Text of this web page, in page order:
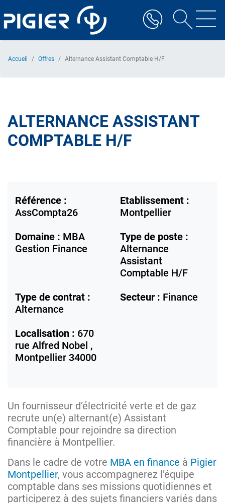
au
contenu
Accueil Offres Alternance Assistant Comptable H/F
ALTERNANCE ASSISTANT
COMPTABLE H/F
Référence :
AssCompta26
Etablissement :
Montpellier
Domaine : MBA
Gestion Finance
Type de poste :
Alternance
Assistant
Comptable H/F
Type de contrat :
Alternance
Secteur : Finance
Localisation : 670
rue Alfred Nobel ,
Montpellier 34000
Un fournisseur d’électricité verte et de gaz
recrute un(e) alternant(e) Assistant
Comptable pour rejoindre sa direction
financière à Montpellier.
Dans le cadre de votre MBA en finance à Pigier
Montpellier, vous accompagnerez l’équipe
comptable dans ses missions quotidiennes et
participerez à des sujets financiers variés dans